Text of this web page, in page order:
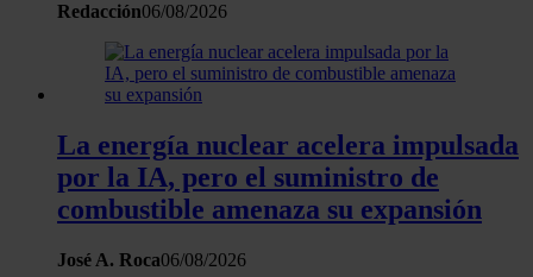
Redacción06/08/2026
La energía nuclear acelera impulsada
por la IA, pero el suministro de
combustible amenaza su expansión
José A. Roca06/08/2026